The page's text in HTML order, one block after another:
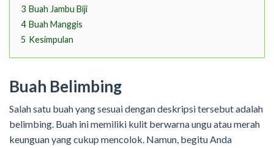
3 Buah Jambu Biji
4 Buah Manggis
5 Kesimpulan
Buah Belimbing
Salah satu buah yang sesuai dengan deskripsi tersebut adalah
belimbing. Buah ini memiliki kulit berwarna ungu atau merah
keunguan yang cukup mencolok. Namun, begitu Anda